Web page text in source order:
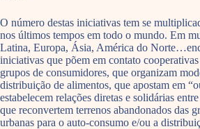
O número destas iniciativas tem se
nos últimos tempos em todo o mundo. Em
Latina, Europa, Ásia, América do
iniciativas que põem em contato
grupos de consumidores, que organizam
distribuição de alimentos, que apostam em
estabelecem relações diretas e solidárias
que reconvertem terrenos abandonados das
urbanas para o auto-consumo e/ou a